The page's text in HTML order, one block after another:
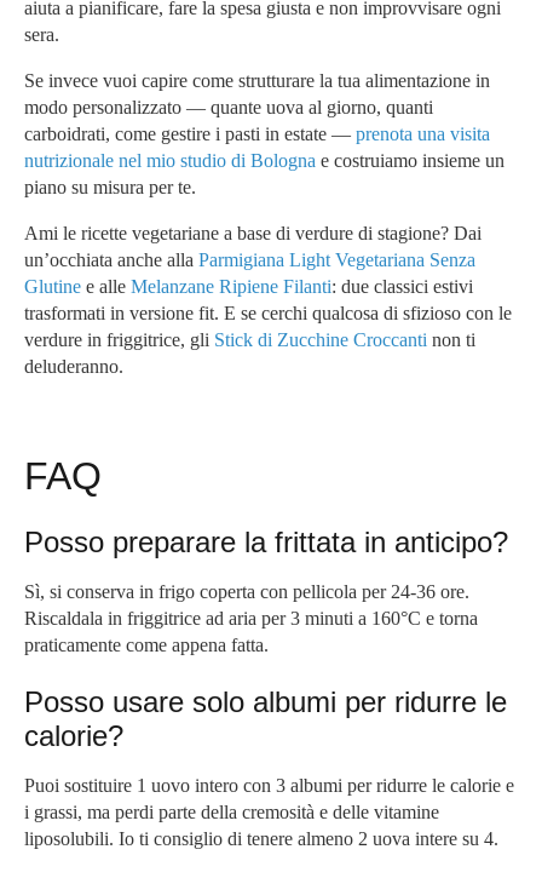
aiuta a pianificare, fare la spesa giusta e non improvvisare ogni
sera.
Se invece vuoi capire come strutturare la tua alimentazione in
modo personalizzato — quante uova al giorno, quanti
carboidrati, come gestire i pasti in estate — prenota una visita
nutrizionale nel mio studio di Bologna e costruiamo insieme un
piano su misura per te.
Ami le ricette vegetariane a base di verdure di stagione? Dai
un’occhiata anche alla Parmigiana Light Vegetariana Senza
Glutine e alle Melanzane Ripiene Filanti: due classici estivi
trasformati in versione fit. E se cerchi qualcosa di sfizioso con le
verdure in friggitrice, gli Stick di Zucchine Croccanti non ti
deluderanno.
FAQ
Posso preparare la frittata in anticipo?
Sì, si conserva in frigo coperta con pellicola per 24-36 ore.
Riscaldala in friggitrice ad aria per 3 minuti a 160°C e torna
praticamente come appena fatta.
Posso usare solo albumi per ridurre le
calorie?
Puoi sostituire 1 uovo intero con 3 albumi per ridurre le calorie e
i grassi, ma perdi parte della cremosità e delle vitamine
liposolubili. Io ti consiglio di tenere almeno 2 uova intere su 4.